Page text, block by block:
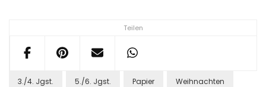
Teilen
3./4. Jgst. 5./6. Jgst. Papier Weihnachten